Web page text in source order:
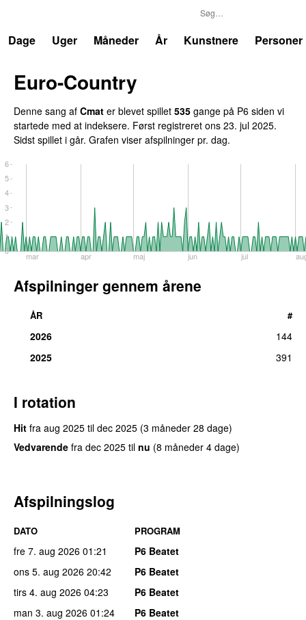
Dage
Uger Måneder År Kunstnere Personer
Euro-Country
Denne sang af Cmat er blevet spillet 535 gange på P6 siden vi
startede med at indeksere. Først registreret ons 23. jul 2025.
Sidst spillet i går. Grafen viser afspilninger pr. dag.
mar apr maj jun jul
0
1
2
3
4
5
6
Afspilninger gennem årene
ÅR #
2026
144
2025
391
I rotation
Hit fra aug 2025 til dec 2025 (3 måneder 28 dage)
Vedvarende fra dec 2025 til nu (8 måneder 4 dage)
Afspilningslog
DATO PROGRAM
fre 7. aug 2026 01:21
P6 Beatet
ons 5. aug 2026 20:42
P6 Beatet
tirs 4. aug 2026 04:23
P6 Beatet
man 3. aug 2026 01:24
P6 Beatet